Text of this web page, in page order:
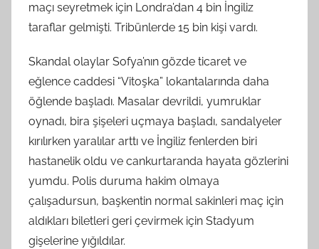
maçı seyretmek için Londra’dan 4 bin İngiliz
taraflar gelmişti. Tribünlerde 15 bin kişi vardı.
Skandal olaylar Sofya’nın gözde ticaret ve
eğlence caddesi “Vitoşka” lokantalarında daha
öğlende başladı. Masalar devrildi, yumruklar
oynadı, bira şişeleri uçmaya başladı, sandalyeler
kırılırken yaralılar arttı ve İngiliz fenlerden biri
hastanelik oldu ve cankurtaranda hayata gözlerini
yumdu. Polis duruma hakim olmaya
çalışadursun, başkentin normal sakinleri maç için
aldıkları biletleri geri çevirmek için Stadyum
gişelerine yığıldılar.